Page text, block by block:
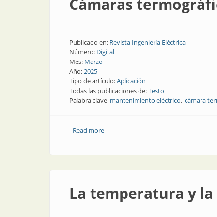
Cámaras
Publicado en: Revista Ingeniería Eléctrica
Número: Digital
Mes: Marzo
Año:2025
Tipo de artículo:Aplicación
Todas las publicaciones de:Testo
Palabra clave: mantenimiento eléctrico cámara
Read moreabout Cámaras termográficas para
La temperatura y